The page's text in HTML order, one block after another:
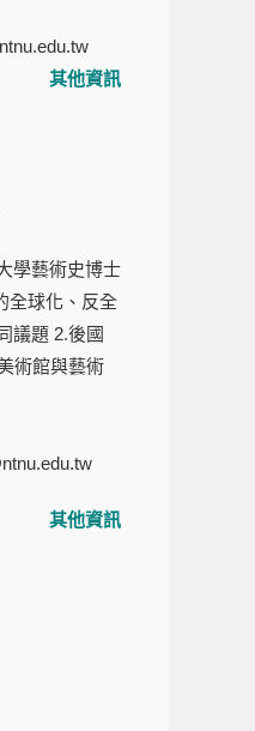
其他資訊
學藝術史博士
全球化、反全
議題 2.後國
術館與藝術
其他資訊